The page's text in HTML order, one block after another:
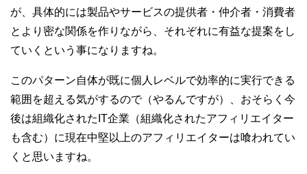
が、具体的には製品やサービスの提供者・仲介者・消費者
とより密な関係を作りながら、それぞれに有益な提案をし
ていくという事になりますね。
このパターン自体が既に個人レベルで効率的に実行できる
範囲を超える気がするので（やるんですが）、おそらく今
後は組織化されたIT企業（組織化されたアフィリエイター
も含む）に現在中堅以上のアフィリエイターは喰われてい
くと思いますね。